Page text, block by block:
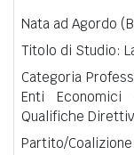
Nata ad Agordo
Titolo di Studio:
Categoria
Enti
Qualifiche
Partito/